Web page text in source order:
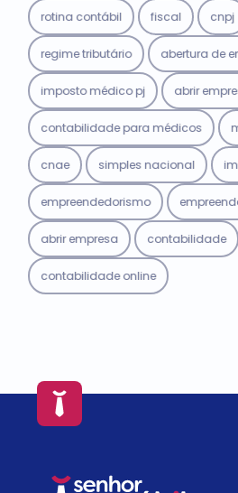
rotina contábil fiscal cnpj
regime tributário abertura de
imposto médico pj abrir
contabilidade para médicos
cnae simples nacional
empreendedorismo
abrir empresa contabilidade
contabilidade online